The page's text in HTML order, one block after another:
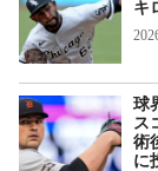
キ
球
ス
術
に